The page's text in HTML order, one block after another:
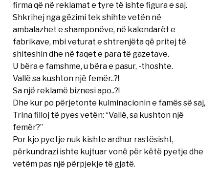
firma që në reklamat e tyre të ishte figura e saj.
Shkrihej nga gëzimi tek shihte vetën në
ambalazhet e shamponëve, në kalendarët e
fabrikave, mbi veturat e shtrenjëta që pritej të
shiteshin dhe në faqet e para të gazetave.
U bëra e famshme, u bëra e pasur, -thoshte.
Vallë sa kushton një femër..?!
Sa një reklamë biznesi apo..?!
Dhe kur po përjetonte kulminacionin e famës së saj,
Trina filloj të pyes vetën: “Vallë, sa kushton një
femër?”
Por kjo pyetje nuk kishte ardhur rastësisht,
përkundrazi ishte kujtuar vonë për këtë pyetje dhe
vetëm pas një përpjekje të gjatë.